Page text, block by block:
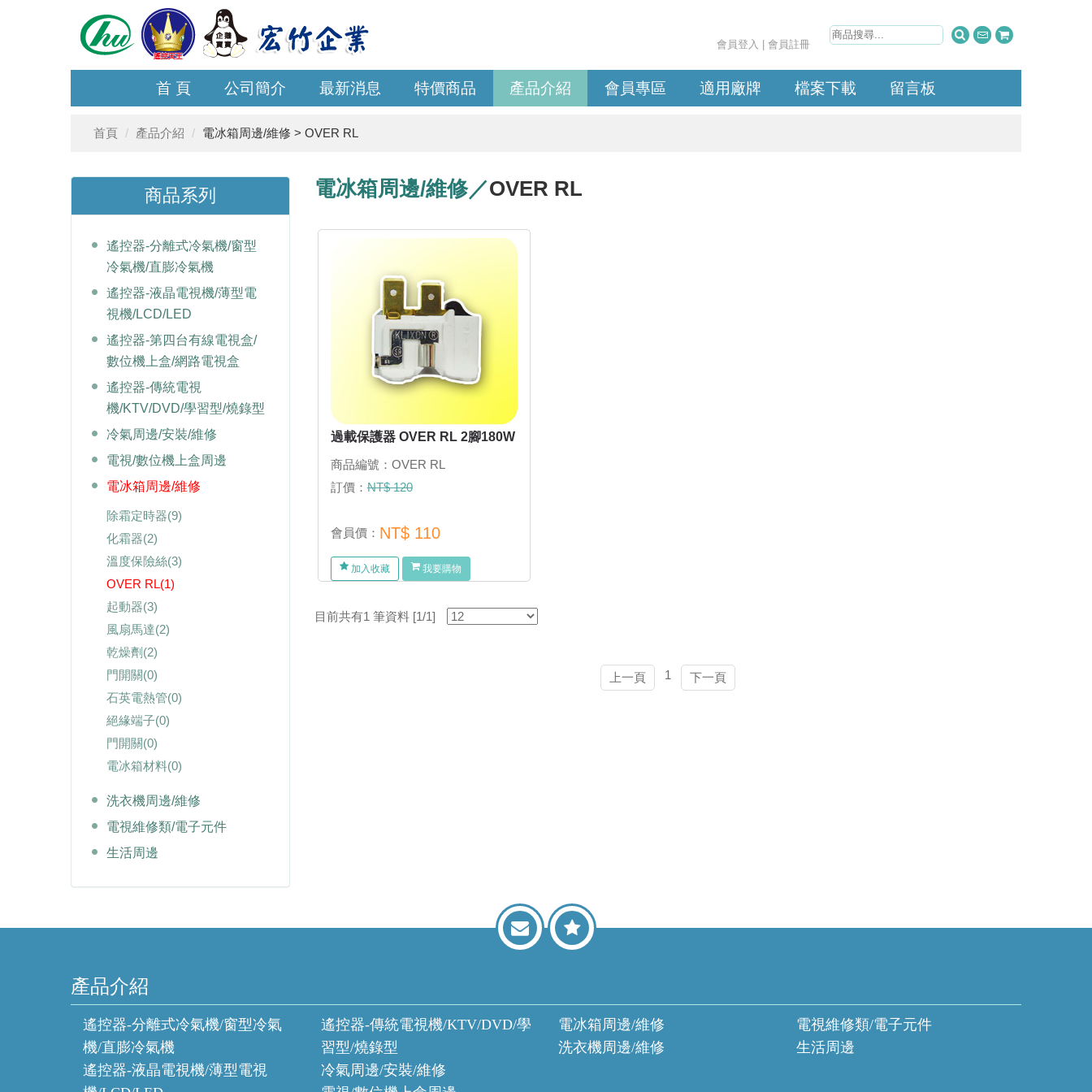
會員登入 |會員註冊
首 頁 公司簡介 最新消息 特價商品 產品介紹 會員專區 適用廠牌 檔案下載 留言板
首頁 產品介紹 電冰箱周邊/維修 > OVER RL
商品系列
遙控器-分離式冷氣機/窗型
冷氣機/直膨冷氣機
遙控器-液晶電視機/薄型電
視機/LCD/LED
遙控器-第四台有線電視盒/
數位機上盒/網路電視盒
遙控器-傳統電視
機/KTV/DVD/學習型/燒錄型
冷氣周邊/安裝/維修
電視/數位機上盒周邊
電冰箱周邊/維修
除霜定時器(9)
化霜器(2)
溫度保險絲(3)
OVER RL(1)
起動器(3)
風扇馬達(2)
乾燥劑 (2)
門開關(0)
石英電熱管(0)
絕緣端子(0)
門開關(0)
電冰箱材料(0)
洗衣機周邊/維修
電視維修類/電子元件
生活周邊
電冰箱周邊/維修／OVER RL
過載保護器 OVER RL 2腳180W
商品編號：OVER RL
訂價：NT$ 120
會員價： NT$ 110
加入收藏 我要購物
目前共有1 筆資料 [1/1]
上一頁 1 下一頁
產品介紹
遙控器-分離式冷氣機/窗型冷氣
機/直膨冷氣機
遙控器-液晶電視機/薄型電視
遙控器-傳統電視機/KTV/DVD/學
習型/燒錄型
冷氣周邊/安裝/維修
電冰箱周邊/維修
洗衣機周邊/維修
電視維修類/電子元件
生活周邊